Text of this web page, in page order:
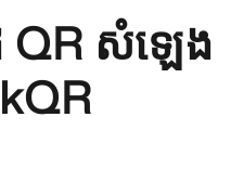
QR សំឡេង